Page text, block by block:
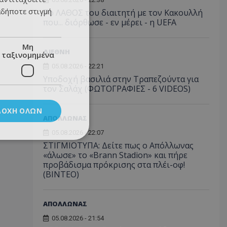
Το ΛΑΘΟΣ του διαιτητή με τον Κακουλλή
που... διόρθωσε - εν μέρει - η UEFA
ΔΙΕΘΝΗ
05.08.2026 - 22:21
Υποδοχή βασιλιά στην Τραπεζούντα για
τον Σαλάχ (ΦΩΤΟΓΡΑΦΙΕΣ - 6 VIDEOS)
ΑΠΟΛΛΩΝΑΣ
05.08.2026 - 22:07
ΣΤΙΓΜΙΟΤΥΠΑ: Δείτε πως ο Απόλλωνας
«άλωσε» το «Brann Stadion» και πήρε
προβάδισμα πρόκρισης στα πλέι-οφ!
(ΒΙΝΤΕΟ)
ΑΠΟΛΛΩΝΑΣ
05.08.2026 - 21:54
στιγμή
Μη
ταξινομημένα
ΌΛΩΝ